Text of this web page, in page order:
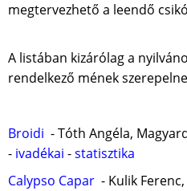
megtervezhető a leendő
A listában kizárólag a
rendelkező mének
Broidi - Tóth Angéla,
- ivadékai -statisztika
Calypso Capar - Kulik